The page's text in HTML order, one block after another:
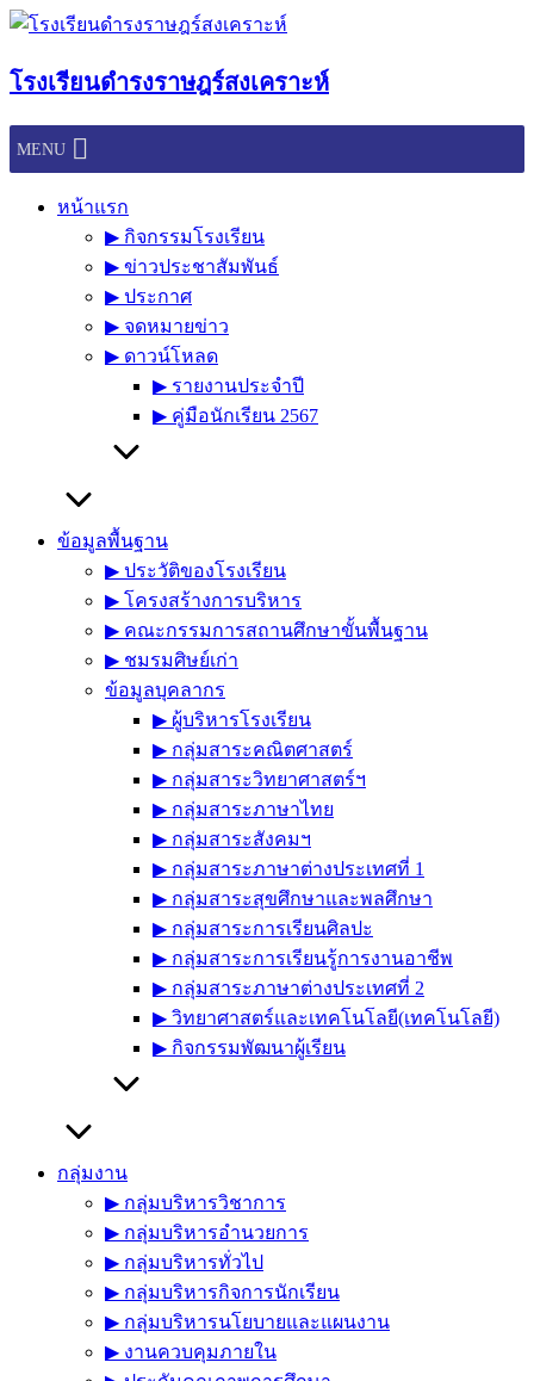
Skip
โรงเรียนดำรงราษฎร์สงเคราะห์
MENU
หน้าแรก
▶︎ กิจกรรมโรงเรียน
▶︎ ข่าวประชาสัมพันธ์
▶︎ ประกาศ
▶︎ จดหมายข่าว
▶︎ ดาวน์โหลด
▶︎ รายงานประจำปี
▶︎ คู่มือนักเรียน 2567
ข้อมูลพื้นฐาน
▶︎ ประวัติของโรงเรียน
▶︎ โครงสร้างการบริหาร
▶︎ คณะกรรมการสถานศึกษาขั้นพื้นฐาน
▶︎ ชมรมศิษย์เก่า
ข้อมูลบุคลากร
▶︎ ผู้บริหารโรงเรียน
▶︎ กลุ่มสาระคณิตศาสตร์
▶︎ กลุ่มสาระวิทยาศาสตร์ฯ
▶︎ กลุ่มสาระภาษาไทย
▶︎ กลุ่มสาระสังคมฯ
▶︎ กลุ่มสาระภาษาต่างประเทศที่ 1
▶︎ กลุ่มสาระสุขศึกษาและพลศึกษา
▶︎ กลุ่มสาระการเรียนศิลปะ
▶︎ กลุ่มสาระการเรียนรู้การงานอาชีพ
▶︎ กลุ่มสาระภาษาต่างประเทศที่ 2
▶︎ วิทยาศาสตร์และเทคโนโลยี(เทคโนโลยี)
▶︎ กิจกรรมพัฒนาผู้เรียน
กลุ่มงาน
▶︎ กลุ่มบริหารวิชาการ
▶︎ กลุ่มบริหารอำนวยการ
▶︎ กลุ่มบริหารทั่วไป
▶︎ กลุ่มบริหารกิจการนักเรียน
▶︎ กลุ่มบริหารนโยบายและแผนงาน
▶︎ งานควบคุมภายใน